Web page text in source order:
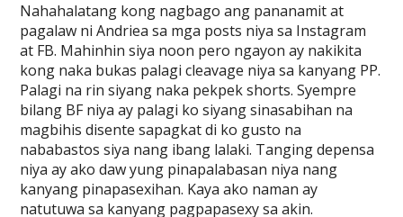
Nahahalatang kong nagbago ang pananamit at
pagalaw ni Andriea sa mga posts niya sa Instagram
at FB. Mahinhin siya noon pero ngayon ay nakikita
kong naka bukas palagi cleavage niya sa kanyang PP.
Palagi na rin siyang naka pekpek shorts. Syempre
bilang BF niya ay palagi ko siyang sinasabihan na
magbihis disente sapagkat di ko gusto na
nababastos siya nang ibang lalaki. Tanging depensa
niya ay ako daw yung pinapalabasan niya nang
kanyang pinapasexihan. Kaya ako naman ay
natutuwa sa kanyang pagpapasexy sa akin.